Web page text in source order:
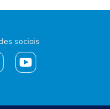
sociais